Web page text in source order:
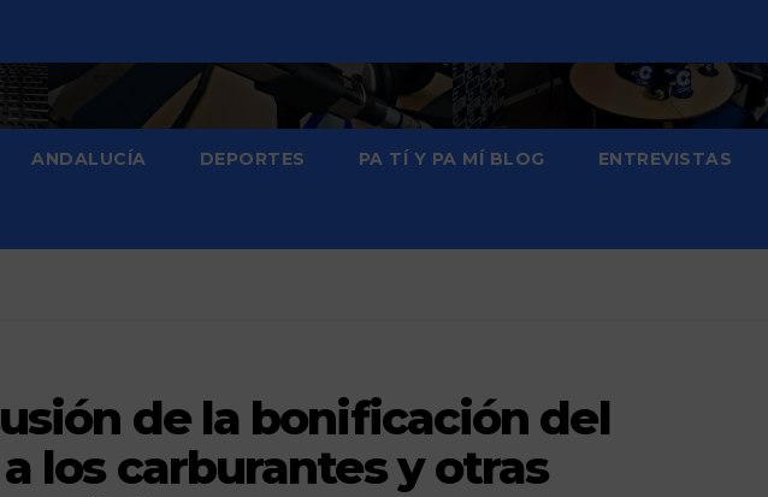
ANDALUCÍA DEPORTES PA TÍ Y PA MÍ BLOG ENTREVISTAS
de la bonificación del
los carburantes y otras